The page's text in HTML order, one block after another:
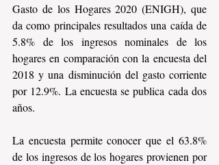
Gasto de los Hogares 2020 (ENIGH), que
da como principales resultados una caída de
5.8% de los ingresos nominales de los
hogares en comparación con la encuesta del
2018 y una disminución del gasto corriente
por 12.9%. La encuesta se publica cada dos
años.
La encuesta permite conocer que el 63.8%
de los ingresos de los hogares provienen por